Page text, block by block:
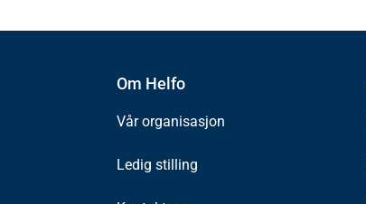
Om Helfo
Vår organisasjon
Ledig stilling